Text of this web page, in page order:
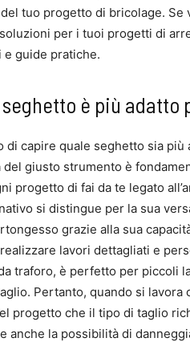
tuo progetto di bricolage.
per i tuoi progetti di
guide pratiche.
è più
di capire quale seghetto sia
del giusto strumento è
progetto di fai da te legato
si distingue per la sua
grazie alla sua
lavori dettagliati e
traforo, è perfetto per piccoli
Pertanto, quando si
progetto che il tipo di taglio
anche la possibilità di